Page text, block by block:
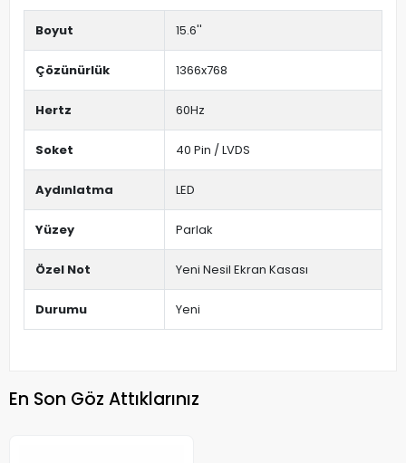
Boyut 15.6''
Çözünürlük 1366x768
Hertz 60Hz
Soket 40 Pin / LVDS
Aydınlatma LED
Yüzey Parlak
Özel Not Yeni Nesil Ekran Kasası
Durumu Yeni
En Son Göz Attıklarınız